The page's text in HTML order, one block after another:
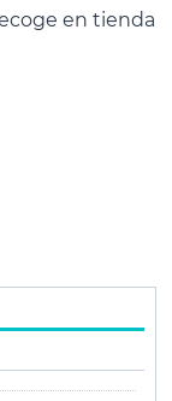
en tienda